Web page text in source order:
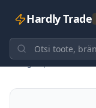
Hardly Trade
Tagasi poodi